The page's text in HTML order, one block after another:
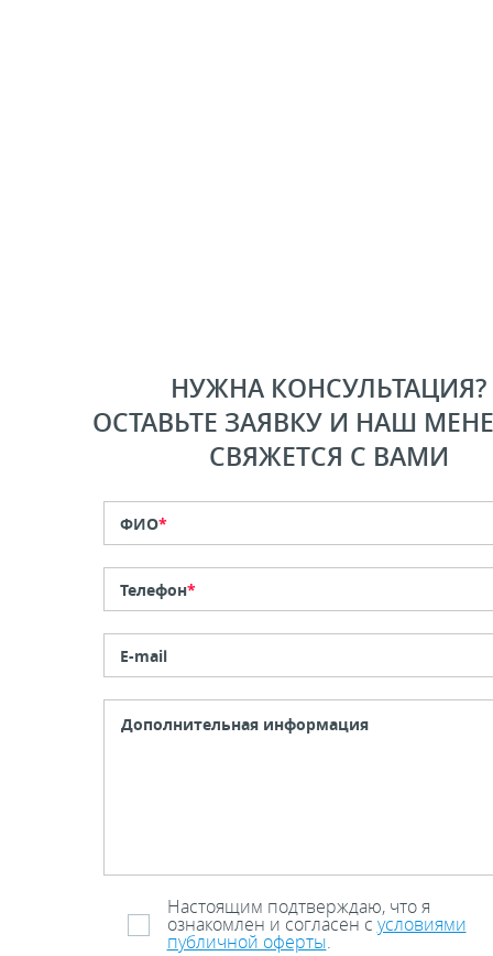
НУЖНА КОНСУЛЬТАЦИЯ?
ОСТАВЬТЕ ЗАЯВКУ И НАШ
СВЯЖЕТСЯ С ВАМИ
ФИО*
Телефон*
E-mail
Настоящим подтверждаю, что я
ознакомлен и согласен с условиями
публичной оферты.